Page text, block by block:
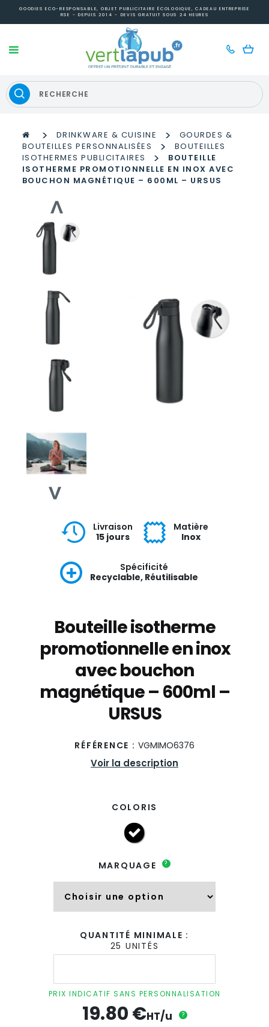
GOODIES ECO-RESPONSABLE, OBJET PUBLICITAIRE ÉCOLOGIQUE, CADEAU ENTREPRISE
RSE - DEPUIS 2014 - DEVIS GRATUIT SOUS 24 HEURES
> DRINKWARE & CUISINE >
GOURDES &
BOUTEILLES PERSONNALISÉES
>
BOUTEILLES
ISOTHERMES PUBLICITAIRES
>
BOUTEILLE
ISOTHERME PROMOTIONNELLE EN INOX AVEC
BOUCHON MAGNÉTIQUE – 600ML – URSUS
Livraison
15 jours
Matière
Inox
Spécificité
Recyclable, Réutilisable
Bouteille isotherme
promotionnelle en inox
avec bouchon
magnétique – 600ml –
URSUS
RÉFÉRENCE : VGMIMO6376
Voir la description
COLORIS
MARQUAGE ?
QUANTITÉ MINIMALE :
25 UNITÉS
quantité
isotherme
promotionnelle
PRIX INDICATIF SANS PERSONNALISATION
19.80€HT/u ?